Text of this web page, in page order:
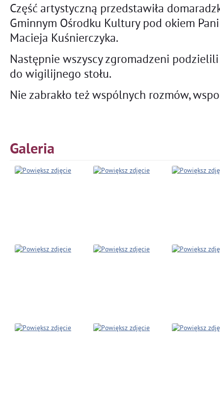
Część artystyczną przedstawiła
Gminnym Ośrodku Kultury pod okiem
Macieja Kuśnierczyka.
Następnie wszyscy zgromadzeni
do wigilijnego stołu.
Nie zabrakło też wspólnych rozmów,
Galeria